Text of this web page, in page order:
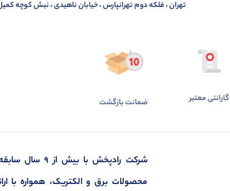
تهران ، فلکه دوم تهرانپارس ، خیابان ناهیدی ، نبش کوچه کمیل
گارانتی معتبر ضمانت بازگشت
شرکت رادپخش با
محصولات برق و الکتریک، همواره با